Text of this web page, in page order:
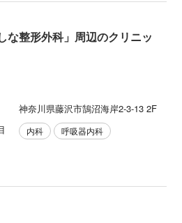
な整形外科」周辺のクリニッ
神奈川県藤沢市鵠沼海岸2-3-13 2F
内科 呼吸器内科